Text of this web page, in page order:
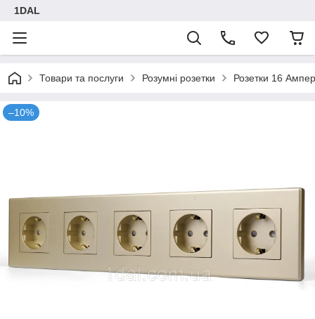
1DAL
Товари та послуги Розумні розетки Розетки 16 Ампер
–10%